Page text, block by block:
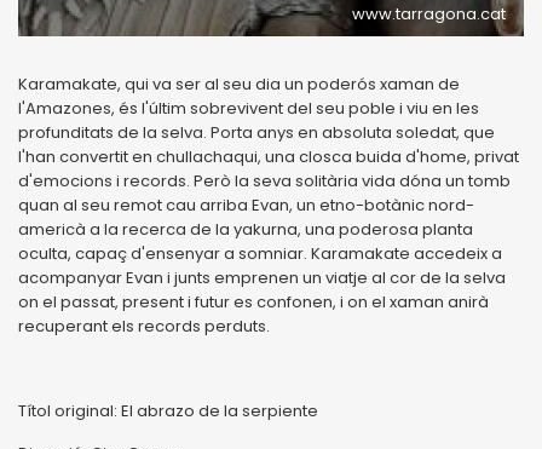
www.tarragona.cat
Karamakate, qui va ser al seu dia un poderós xaman de
l'Amazones, és l'últim sobrevivent del seu poble i viu en les
profunditats de la selva. Porta anys en absoluta soledat, que
l'han convertit en chullachaqui, una closca buida d'home, privat
d'emocions i records. Però la seva solitària vida dóna un tomb
quan al seu remot cau arriba Evan, un etno-botànic nord-
americà a la recerca de la yakurna, una poderosa planta
oculta, capaç d'ensenyar a somniar. Karamakate accedeix a
acompanyar Evan i junts emprenen un viatje al cor de la selva
on el passat, present i futur es confonen, i on el xaman anirà
recuperant els records perduts.
Títol original: El abrazo de la serpiente